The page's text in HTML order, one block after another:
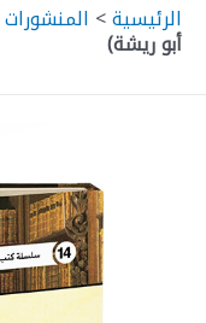
الرئيسية> المنشورات
أبو ريشة)